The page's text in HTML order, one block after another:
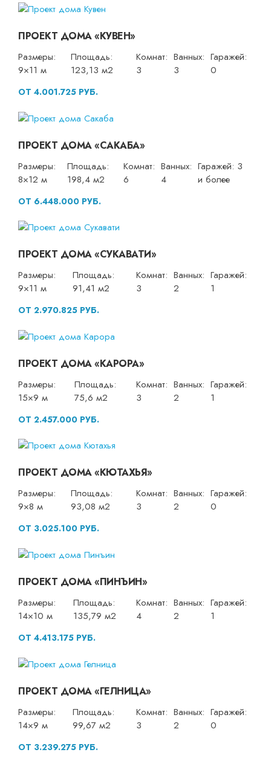
ПРОЕКТ ДОМА «КУВЕН»
Размеры:
9×11 м
Площадь:
123,13 м2
Комнат:
3
Ванных:
3
Гаражей:
0
ОТ 4.001.725 РУБ.
ПРОЕКТ ДОМА «САКАБА»
Размеры:
8×12 м
Площадь:
198,4 м2
Комнат:
6
Ванных:
4
Гаражей: 3
и более
ОТ 6.448.000 РУБ.
ПРОЕКТ ДОМА «СУКАВАТИ»
Размеры:
9×11 м
Площадь:
91,41 м2
Комнат:
3
Ванных:
2
Гаражей:
1
ОТ 2.970.825 РУБ.
ПРОЕКТ ДОМА «КАРОРА»
Размеры:
15×9 м
Площадь:
75,6 м2
Комнат:
3
Ванных:
2
Гаражей:
1
ОТ 2.457.000 РУБ.
ПРОЕКТ ДОМА «КЮТАХЬЯ»
Размеры:
9×8 м
Площадь:
93,08 м2
Комнат:
3
Ванных:
2
Гаражей:
0
ОТ 3.025.100 РУБ.
ПРОЕКТ ДОМА «ПИНЪИН»
Размеры:
14×10 м
Площадь:
135,79 м2
Комнат:
4
Ванных:
2
Гаражей:
1
ОТ 4.413.175 РУБ.
ПРОЕКТ ДОМА «ГЕЛНИЦА»
Размеры:
14×9 м
Площадь:
99,67 м2
Комнат:
3
Ванных:
2
Гаражей:
0
ОТ 3.239.275 РУБ.